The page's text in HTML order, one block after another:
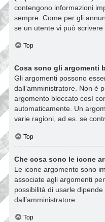
contengono informazioni
sempre. Come per gli
se un utente vi può scrivere
Top
Cosa sono gli argomenti
Gli argomenti possono
dall’amministratore. Non è
argomento bloccato così
automaticamente. Un
varie ragioni, ad es. se
Top
Che cosa sono le icone
Le icone argomento sono
associate agli argomenti
possibilità di usarle
dall’amministratore.
Top